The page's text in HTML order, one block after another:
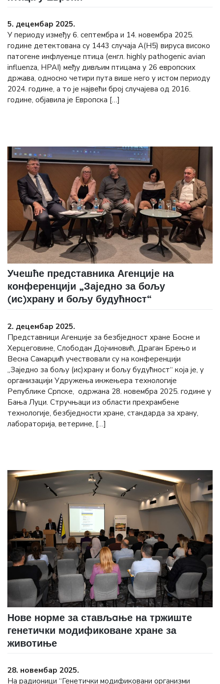
5. децембар 2025.
У периоду између 6. септембра и 14. новембра 2025.
године детектованa су 1443 случаја А(H5) вируса високо
патогене инфлуенце птица (енгл. highly pathogenic avian
influenza, HPAI) међу дивљим птицама у 26 европских
држава, односно четири пута више него у истом периоду
2024. године, а то је највећи број случајева од 2016.
године, објавила је Европска […]
Учешће представника Агенције на
конференцији „Заједно за бољу
(ис)храну и бољу будућност“
2. децембар 2025.
Представници Агенције за безбједност хране Босне и
Херцеговине, Слободан Дојчиновић, Драган Брењо и
Весна Самарџић учествовали су на конференцији
„Заједно за бољу (ис)храну и бољу будућност“ која је, у
организацији Удружења инжењера технологије
Републике Српске, одржана 28. новембра 2025. године у
Бања Луци. Стручњаци из области прехрамбене
технологије, безбједности хране, стандарда за храну,
лабораторија, ветерине, […]
Нове норме за стављaње на тржиште
генетички модификоване хране за
животиње
28. новембар 2025.
На радионици “Генетички модификовани организми